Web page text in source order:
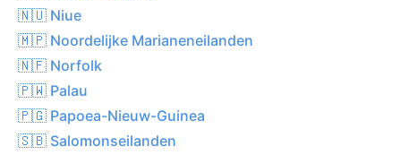
🇳🇺 Niue
🇲🇵 Noordelijke Marianeneilanden
🇳🇫 Norfolk
🇵🇼 Palau
🇵🇬 Papoea-Nieuw-Guinea
🇸🇧 Salomonseilanden